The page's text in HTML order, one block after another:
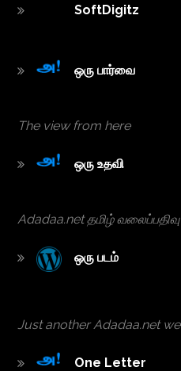
SoftDigitz
ஒரு பார்வை
The view from here
ஒரு உத‌வி
Adadaa.net தமிழ்
ஒரு ப‌ட‌ம்
Just another Adadaa.net
One Letter